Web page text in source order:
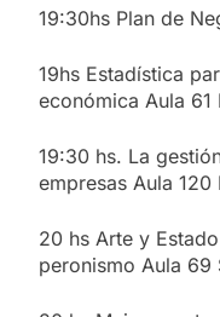
19:30hs Plan de
19hs Estadística
económica Aula 61
19:30 hs. La
empresas Aula
20 hs Arte y
peronismo Aula 69